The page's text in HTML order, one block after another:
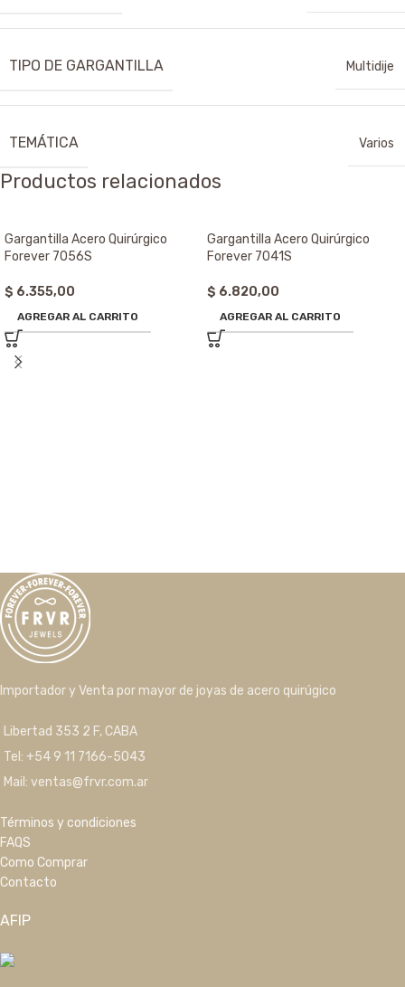
TIPO DE GARGANTILLA Multidije
TEMÁTICA Varios
Productos relacionados
Gargantilla Acero Quirúrgico
Forever 7056S
$ 6.355,00
AGREGAR AL CARRITO
Gargantilla Acero Quirúrgico
Forever 7041S
$ 6.820,00
AGREGAR AL CARRITO
Importador y Venta por mayor de joyas de acero quirúgico
Libertad 353 2 F, CABA
Tel: +54 9 11 7166-5043
Mail: ventas@frvr.com.ar
Términos y condiciones
FAQS
Como Comprar
Contacto
AFIP